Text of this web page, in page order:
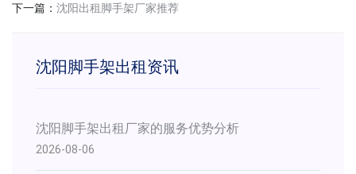
下一篇： 沈阳出租脚手架厂家推荐
沈阳脚手架出租资讯
沈阳脚手架出租厂家的服务优势分析
2026-08-06